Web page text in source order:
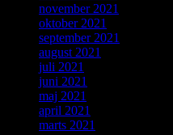
november 2021
oktober 2021
september 2021
august 2021
juli 2021
juni 2021
maj 2021
april 2021
marts 2021